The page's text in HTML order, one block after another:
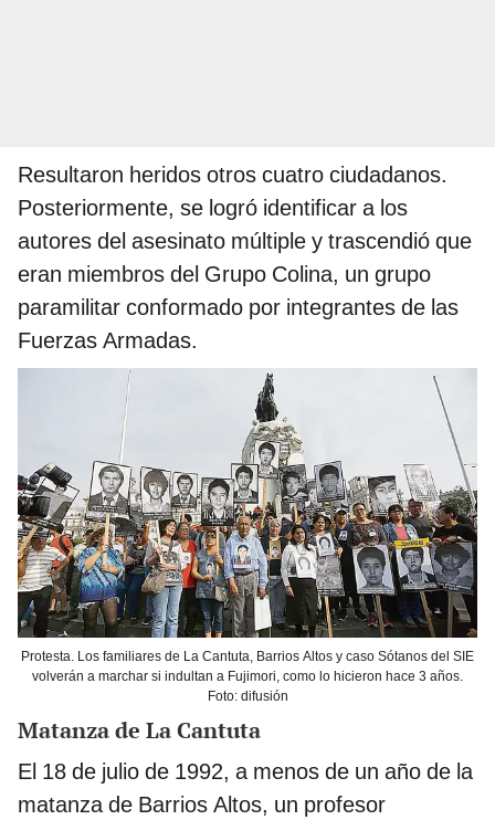
Resultaron heridos otros cuatro ciudadanos.
Posteriormente, se logró identificar a los
autores del asesinato múltiple y trascendió que
eran miembros del Grupo Colina, un grupo
paramilitar conformado por integrantes de las
Fuerzas Armadas.
Protesta. Los familiares de La Cantuta, Barrios Altos y caso Sótanos del SIE
volverán a marchar si indultan a Fujimori, como lo hicieron hace 3 años.
Foto: difusión
Matanza de La Cantuta
El 18 de julio de 1992, a menos de un año de la
matanza de Barrios Altos, un profesor